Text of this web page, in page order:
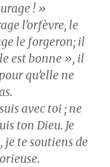
! »
l’orfèvre, le
le forgeron; il
est bonne », il
qu’elle ne
avec toi ; ne
ton Dieu. Je
je te soutiens de